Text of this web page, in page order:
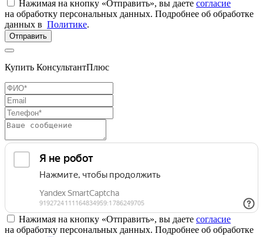
Нажимая на кнопку «Отправить», вы даете согласие
на обработку персональных данных. Подробнее об обработке
данных в Политике.
Отправить
Купить КонсультантПлюс
Нажимая на кнопку «Отправить», вы даете согласие
на обработку персональных данных. Подробнее об обработке